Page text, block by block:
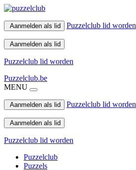
Aanmelden als lid Puzzelclub lid worden
Aanmelden als lid
Puzzelclub lid worden
Puzzelclub.be
MENU
Aanmelden als lid Puzzelclub lid worden
Aanmelden als lid
Puzzelclub lid worden
Puzzelclub
Puzzels